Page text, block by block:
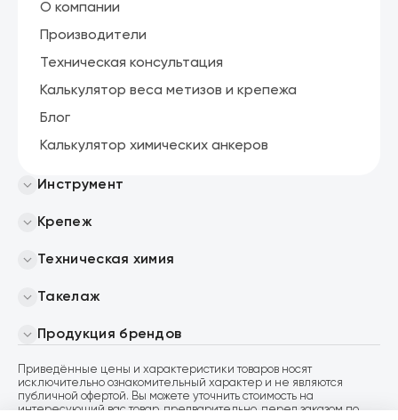
Инструмент
Крепеж
Техническая химия
Такелаж
Продукция брендов
О компании
Производители
Техническая консультация
Калькулятор веса метизов и крепежа
Блог
Калькулятор химических анкеров
Приведённые цены и характеристики товаров носят
исключительно ознакомительный характер и не являются
публичной офертой. Вы можете уточнить стоимость на
интересующий вас товар, предварительно, перед заказом по